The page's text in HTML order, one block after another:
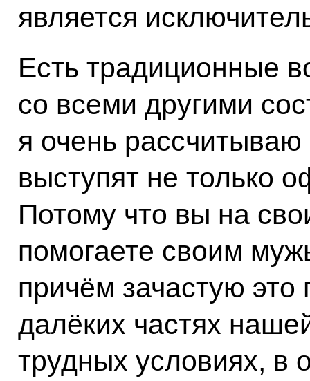
является
Есть традиционные
со всеми другими
я очень рассчитываю
выступят не только
Потому что вы на
помогаете своим
причём зачастую это
далёких частях
трудных условиях, в